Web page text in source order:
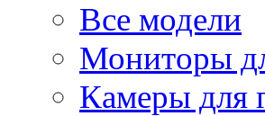
Все модели
Мониторы
Камеры для